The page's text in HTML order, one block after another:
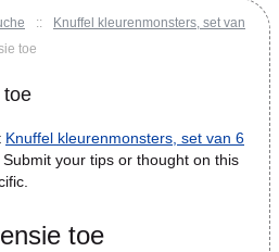
::
Knuffel kleurenmonsters, set van
toe
toe
Knuffel kleurenmonsters, set van 6
your tips or thought on this
toe